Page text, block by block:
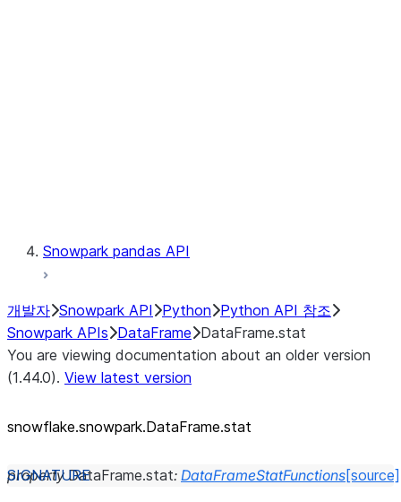
Snowpark pandas API
개발자 Snowpark API Python Python API 참조
Snowpark APIs DataFrame DataFrame.stat
You are viewing documentation about an older version
(1.44.0). View latest version
snowflake.snowpark.DataFrame.stat
property DataFrame.stat: DataFrameStatFunctions[source]